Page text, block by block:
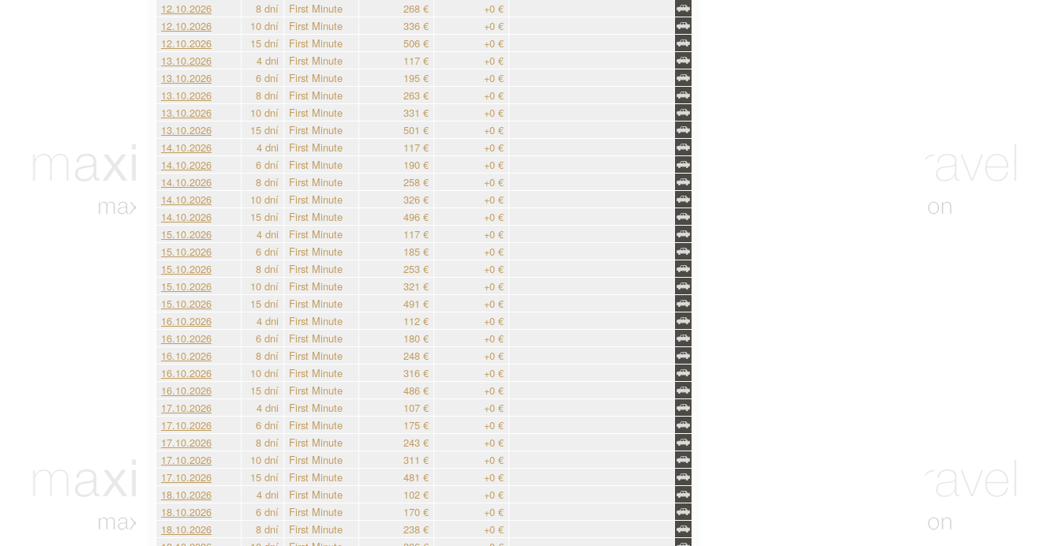
12.10.2026
8 dní First Minute 268 €
+0 €
12.10.2026
10 dní First Minute 336 €
+0 €
12.10.2026
15 dní First Minute 506 €
+0 €
13.10.2026
4 dni First Minute 117 €
+0 €
13.10.2026
6 dní First Minute 195 €
+0 €
13.10.2026
8 dní First Minute 263 €
+0 €
13.10.2026
10 dní First Minute 331 €
+0 €
13.10.2026
15 dní First Minute 501 €
+0 €
14.10.2026
4 dni First Minute 117 €
+0 €
14.10.2026
6 dní First Minute 190 €
+0 €
14.10.2026
8 dní First Minute 258 €
+0 €
14.10.2026
10 dní First Minute 326 €
+0 €
14.10.2026
15 dní First Minute 496 €
+0 €
15.10.2026
4 dni First Minute 117 €
+0 €
15.10.2026
6 dní First Minute 185 €
+0 €
15.10.2026
8 dní First Minute 253 €
+0 €
15.10.2026
10 dní First Minute 321 €
+0 €
15.10.2026
15 dní First Minute 491 €
+0 €
16.10.2026
4 dni First Minute 112 €
+0 €
16.10.2026
6 dní First Minute 180 €
+0 €
16.10.2026
8 dní First Minute 248 €
+0 €
16.10.2026
10 dní First Minute 316 €
+0 €
16.10.2026
15 dní First Minute 486 €
+0 €
17.10.2026
4 dni First Minute 107 €
+0 €
17.10.2026
6 dní First Minute 175 €
+0 €
17.10.2026
8 dní First Minute 243 €
+0 €
17.10.2026
10 dní First Minute 311 €
+0 €
17.10.2026
15 dní First Minute 481 €
+0 €
18.10.2026
4 dni First Minute 102 €
+0 €
18.10.2026
6 dní First Minute 170 €
+0 €
18.10.2026
8 dní First Minute 238 €
+0 €